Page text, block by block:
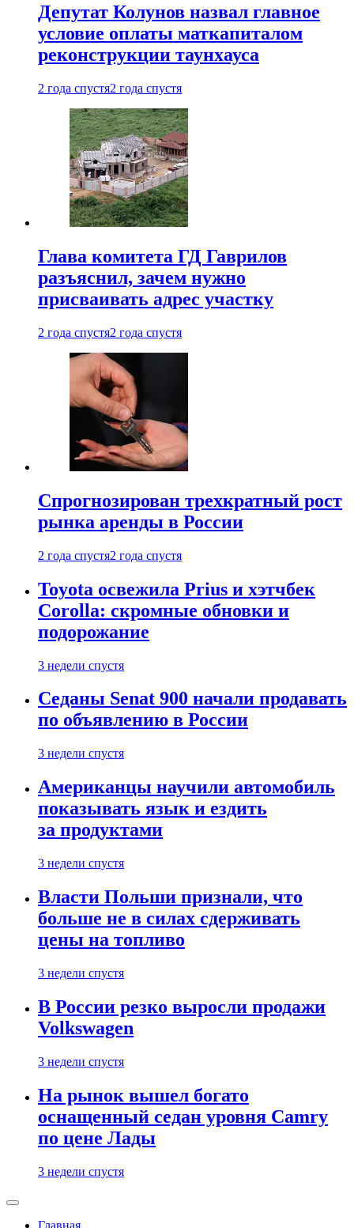
Депутат Колунов назвал главное
условие оплаты маткапиталом
реконструкции таунхауса
2 года спустя2 года спустя
Глава комитета ГД Гаврилов
разъяснил, зачем нужно
присваивать адрес участку
2 года спустя2 года спустя
Спрогнозирован трехкратный рост
рынка аренды в России
2 года спустя2 года спустя
Toyota освежила Prius и хэтчбек
Corolla: скромные обновки и
подорожание
3 недели спустя
Седаны Senat 900 начали продавать
по объявлению в России
3 недели спустя
Американцы научили автомобиль
показывать язык и ездить
за продуктами
3 недели спустя
Власти Польши признали, что
больше не в силах сдерживать
цены на топливо
3 недели спустя
В России резко выросли продажи
Volkswagen
3 недели спустя
На рынок вышел богато
оснащенный седан уровня Camry
по цене Лады
3 недели спустя
Главная